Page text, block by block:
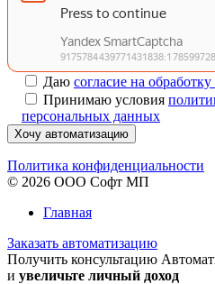
Даю согласие на
Принимаю условия
персональных данных
Хочу автоматизацию
Политика конфиденциальности
© 2026 ООО Софт МП
Главная
Заказать автоматизацию
Получить консультацию
и увеличьте личный доход